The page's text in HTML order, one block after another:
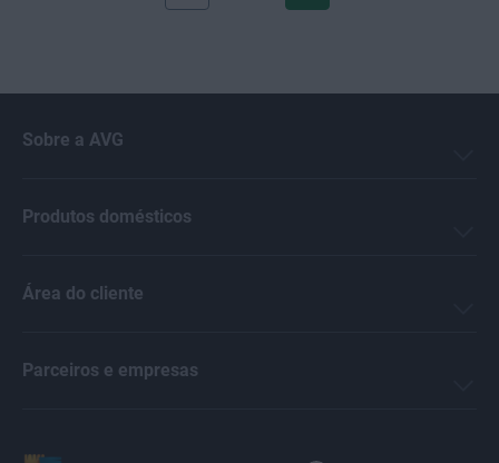
Sobre a AVG
Produtos domésticos
Área do cliente
Parceiros e empresas